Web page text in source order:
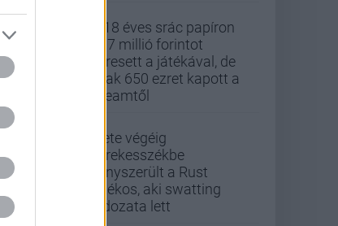
A 18 éves srác papíron
437 millió forintot
keresett a játékával, de
csak 650 ezret kapott a
Steamtől
Élete végéig
kerekesszékbe
kényszerült a Rust
játékos, aki swatting
áldozata lett